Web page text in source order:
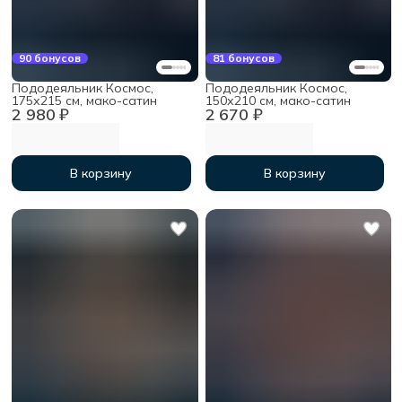
90 бонусов
2 980 ₽
Пододеяльник Космос,
175х215 см, мако-сатин
В корзину
81 бонусов
2 670 ₽
Пододеяльник Космос,
150х210 см, мако-сатин
В корзину